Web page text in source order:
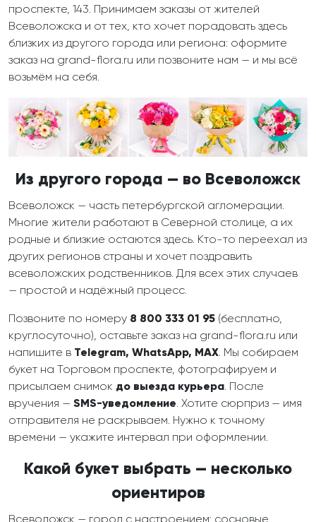
проспекте, 143. Принимаем заказы от жителей
Всеволожска и от тех, кто хочет порадовать здесь
близких из другого города или региона: оформите
заказ на grand-flora.ru или позвоните нам — и мы всё
возьмём на себя.
Из другого города — во Всеволожск
Всеволожск — часть петербургской агломерации.
Многие жители работают в Северной столице, а их
родные и близкие остаются здесь. Кто-то переехал из
других регионов страны и хочет поздравить
всеволожских родственников. Для всех этих случаев
— простой и надёжный процесс.
Позвоните по номеру 8 800 333 01 95 (бесплатно,
круглосуточно), оставьте заказ на grand-flora.ru или
напишите в Telegram, WhatsApp, MAX. Мы собираем
букет на Торговом проспекте, фотографируем и
присылаем снимок до выезда курьера. После
вручения — SMS-уведомление. Хотите сюрприз — имя
отправителя не раскрываем. Нужно к точному
времени — укажите интервал при оформлении.
Какой букет выбрать — несколько
ориентиров
Всеволожск — город с настроением: сосновые